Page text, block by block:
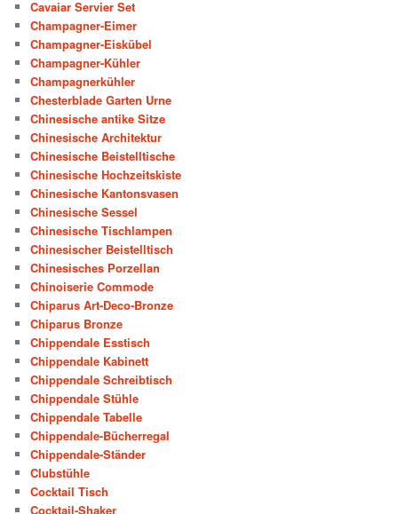
Cavaiar Servier Set
Champagner-Eimer
Champagner-Eiskübel
Champagner-Kühler
Champagnerkühler
Chesterblade Garten Urne
Chinesische antike Sitze
Chinesische Architektur
Chinesische Beistelltische
Chinesische Hochzeitskiste
Chinesische Kantonsvasen
Chinesische Sessel
Chinesische Tischlampen
Chinesischer Beistelltisch
Chinesisches Porzellan
Chinoiserie Commode
Chiparus Art-Deco-Bronze
Chiparus Bronze
Chippendale Esstisch
Chippendale Kabinett
Chippendale Schreibtisch
Chippendale Stühle
Chippendale Tabelle
Chippendale-Bücherregal
Chippendale-Ständer
Clubstühle
Cocktail Tisch
Cocktail-Shaker